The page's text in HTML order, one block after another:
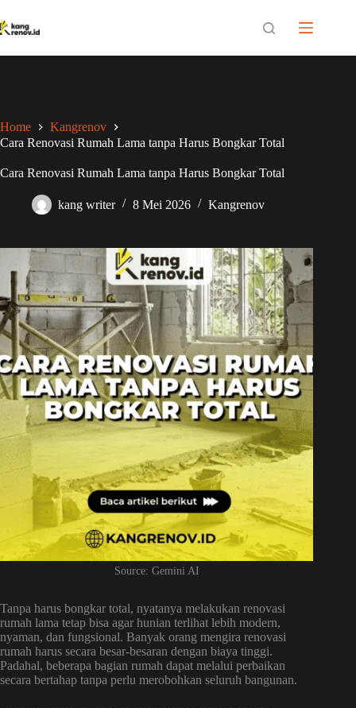
to
content
Home
Kangrenov
Cara Renovasi Rumah Lama tanpa Harus Bongkar Total
Cara Renovasi Rumah Lama tanpa Harus Bongkar Total
kang writer 8 Mei 2026 Kangrenov
Source: Gemini AI
Tanpa harus bongkar total, nyatanya melakukan renovasi
rumah lama tetap bisa agar hunian terlihat lebih modern,
nyaman, dan fungsional. Banyak orang mengira renovasi
rumah harus secara besar-besaran dengan biaya tinggi.
Padahal, beberapa bagian rumah dapat melalui perbaikan
secara bertahap tanpa perlu merobohkan seluruh bangunan.